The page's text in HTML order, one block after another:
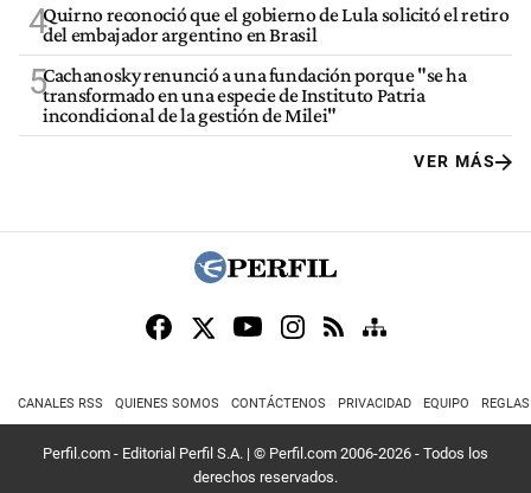
4Quirno reconoció que el gobierno de Lula solicitó el retiro
del embajador argentino en Brasil
5Cachanosky renunció a una fundación porque "se ha
transformado en una especie de Instituto Patria
incondicional de la gestión de Milei"
VER MÁS
CANALES RSS QUIENES SOMOS CONTÁCTENOS PRIVACIDAD EQUIPO
Perfil.com - Editorial Perfil S.A. | © Perfil.com 2006-2026 - Todos los
derechos reservados.